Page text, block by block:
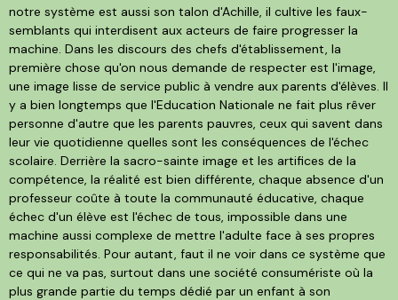
notre système est aussi son talon d'Achille, il cultive les faux-
semblants qui interdisent aux acteurs de faire progresser la
machine. Dans les discours des chefs d'établissement, la
première chose qu'on nous demande de respecter est l'image,
une image lisse de service public à vendre aux parents d'élèves. Il
y a bien longtemps que l'Education Nationale ne fait plus rêver
personne d'autre que les parents pauvres, ceux qui savent dans
leur vie quotidienne quelles sont les conséquences de l'échec
scolaire. Derrière la sacro-sainte image et les artifices de la
compétence, la réalité est bien différente, chaque absence d'un
professeur coûte à toute la communauté éducative, chaque
échec d'un élève est l'échec de tous, impossible dans une
machine aussi complexe de mettre l'adulte face à ses propres
responsabilités. Pour autant, faut il ne voir dans ce système que
ce qui ne va pas, surtout dans une société consumériste où la
plus grande partie du temps dédié par un enfant à son